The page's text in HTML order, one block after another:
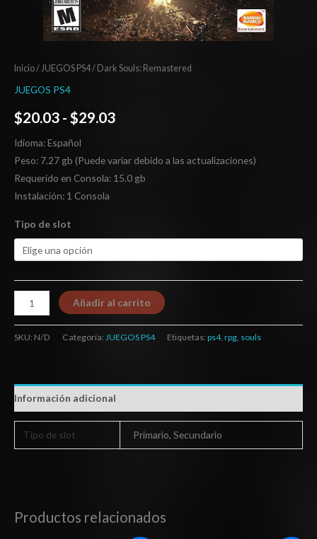
Inicio/ JUEGOS PS4/ Dark Souls: Remastered
JUEGOS PS4
$20.03 - $29.03
Idioma: Español
Peso: 7.27 gb (Puede variar debido a las actualizaciones)
Requerido en Consola: 15.0 gb
Instalación: 1 Consola
Tipo de slot
Añadir al carrito
SKU: N/D Categoría: JUEGOS PS4 Etiquetas: ps4, rpg, souls
Información adicional
Tipo de slot Primario, Secundario
Productos relacionados